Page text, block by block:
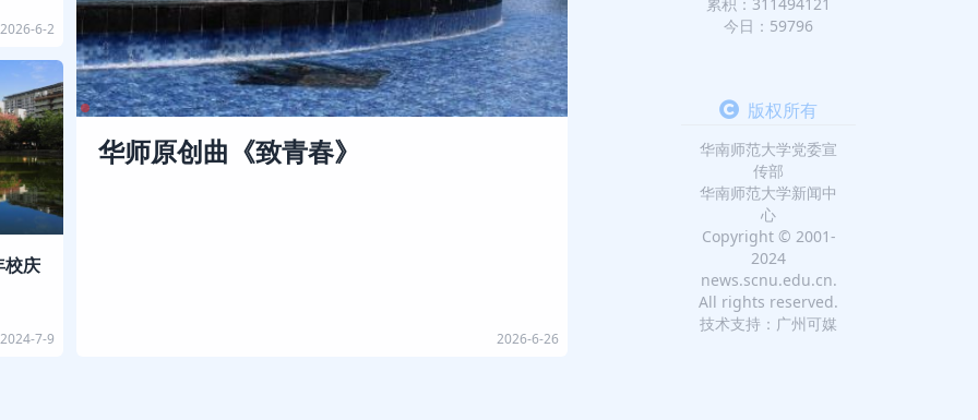
2026-6-2
华师原创曲《致青春》
2026-6-26
校庆
2024-7-9
今日：59796
版权所有
华南师范大学党委宣
传部
华南师范大学新闻中
心
Copyright © 2001-
2024
news.scnu.edu.cn.
All rights reserved.
技术支持：广州可媒